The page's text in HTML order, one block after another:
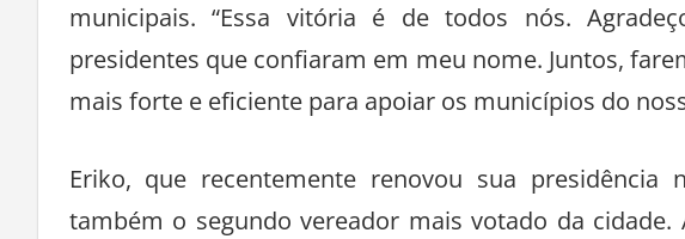
municipais. “Essa vitória é de todos nós.
presidentes que confiaram em meu nome. Juntos,
mais forte e eficiente para apoiar os municípios do
Eriko, que recentemente renovou sua
também o segundo vereador mais votado da